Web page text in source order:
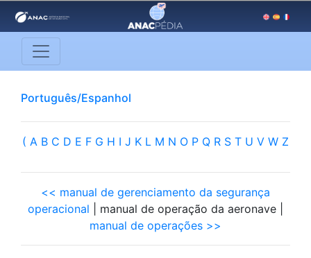
Português/Espanhol
( A B C D E F G H I J K L M N O P Q R S T U V W Z
<< manual de gerenciamento da segurança
operacional | manual de operação da aeronave |
manual de operações >>